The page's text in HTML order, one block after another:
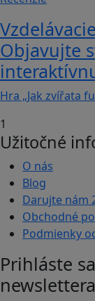
Objavujte
Hra „Jak zvířata
1
Užitočné
O nás
Blog
Darujte nám
Obchodné
Podmienky
Prihláste
newslettera